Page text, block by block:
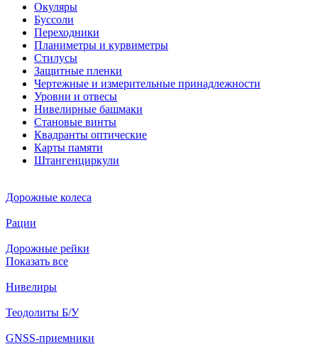
Окуляры
Буссоли
Переходники
Планиметры и курвиметры
Стилусы
Защитные пленки
Чертежные и измерительные принадлежности
Уровни и отвесы
Нивелирные башмаки
Становые винты
Квадранты оптические
Карты памяти
Штангенциркули
Дорожные колеса
Рации
Дорожные рейки
Показать все
Нивелиры
Теодолиты Б/У
GNSS-приемники